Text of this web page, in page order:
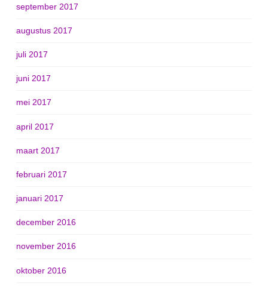
september 2017
augustus 2017
juli 2017
juni 2017
mei 2017
april 2017
maart 2017
februari 2017
januari 2017
december 2016
november 2016
oktober 2016